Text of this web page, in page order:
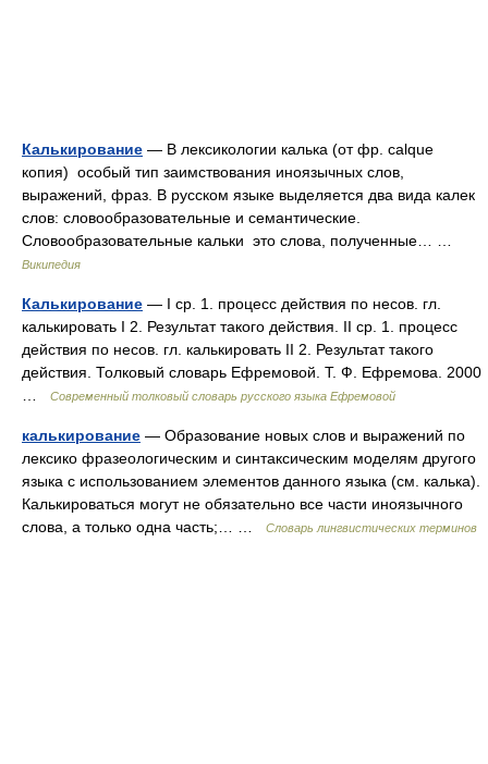
Калькирование — В лексикологии калька (от фр. calque
копия) особый тип заимствования иноязычных слов,
выражений, фраз. В русском языке выделяется два вида калек
слов: словообразовательные и семантические.
Словообразовательные кальки это слова, полученные… …
Википедия
Калькирование — I ср. 1. процесс действия по несов. гл.
калькировать I 2. Результат такого действия. II ср. 1. процесс
действия по несов. гл. калькировать II 2. Результат такого
действия. Толковый словарь Ефремовой. Т. Ф. Ефремова. 2000
Современный толковый словарь русского языка Ефремовой
калькирование — Образование новых слов и выражений по
лексико фразеологическим и синтаксическим моделям другого
языка с использованием элементов данного языка (см. калька).
Калькироваться могут не обязательно все части иноязычного
слова, а только одна часть;… …
Словарь лингвистических терминов